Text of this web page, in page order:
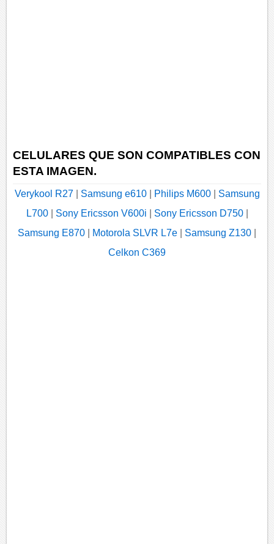
CELULARES QUE SON COMPATIBLES CON
ESTA IMAGEN.
Verykool R27| Samsung e610| Philips M600| Samsung
L700| Sony Ericsson V600i Sony Ericsson D750|
Samsung E870
Motorola SLVR L7e Samsung Z130
Celkon C369